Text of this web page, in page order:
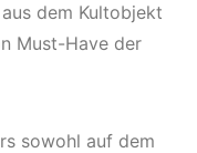
dem Kultobjekt
Must-Have der
sowohl auf dem